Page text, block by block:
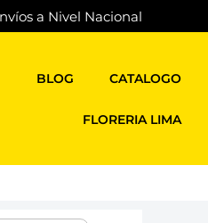
a Nivel Nacional
BLOG CATALOGO
FLORERIA LIMA